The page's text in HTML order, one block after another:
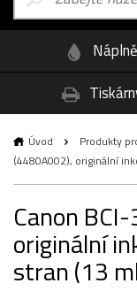
Náplně
Úvod Produkty
(4480A002), originální
Canon
originální
stran (13